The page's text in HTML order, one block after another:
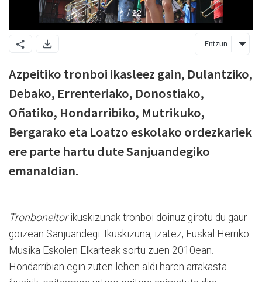
Entzun
Azpeitiko tronboi ikasleez gain, Dulantziko,
Debako, Errenteriako, Donostiako,
Oñatiko, Hondarribiko, Mutrikuko,
Bergarako eta Loatzo eskolako ordezkariek
ere parte hartu dute Sanjuandegiko
emanaldian.
Tronboneitorikuskizunak tronboi doinuz girotu du gaur
goizean Sanjuandegi. Ikuskizuna, izatez, Euskal Herriko
Musika Eskolen Elkarteak sortu zuen 2010ean.
Hondarribian egin zuten lehen aldi haren arrakasta